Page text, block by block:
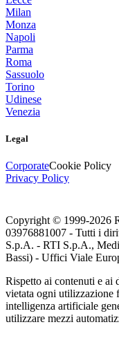
Milan
Monza
Napoli
Parma
Roma
Sassuolo
Torino
Udinese
Venezia
Legal
CorporateCookie Policy
Privacy Policy
Copyright © 1999-2026
03976881007 - Tutti i
S.p.A. - RTI S.p.A.,
Bassi) - Uffici Viale
Rispetto ai contenuti e ai
vietata ogni utilizzazione
intelligenza artificiale
utilizzare mezzi